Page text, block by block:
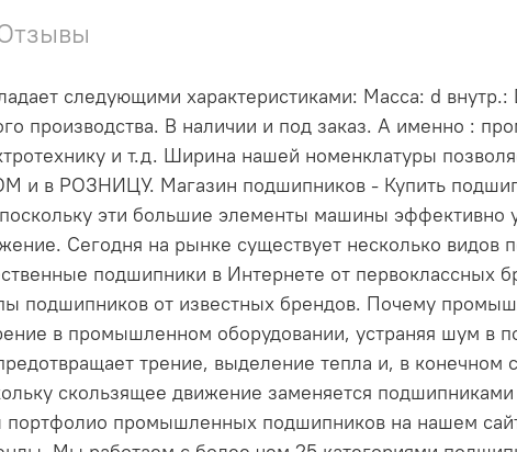
следующими характеристиками: Масса: d
производства. В наличии и под заказ. А именно :
и т.д. Ширина нашей номенклатуры
и в РОЗНИЦУ. Магазин подшипников - Купить
эти большие элементы машины
Сегодня на рынке существует несколько
подшипники в Интернете от первоклассных
подшипников от известных брендов. Почему
в промышленном оборудовании, устраняя шум в
трение, выделение тепла и, в
скользящее движение заменяется
портфолио промышленных подшипников на нашем